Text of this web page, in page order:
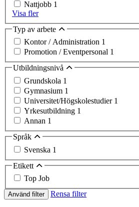
Nattjobb 1
Visa fler
Typ av arbete
Kontor / Administration 1
Promotion / Eventpersonal 1
Utbildningsnivå
Grundskola 1
Gymnasium 1
Universitet/Högskolestudier 1
Yrkesutbildning 1
Annan 1
Språk
Svenska 1
Etikett
Top Job
Använd filter Rensa filter